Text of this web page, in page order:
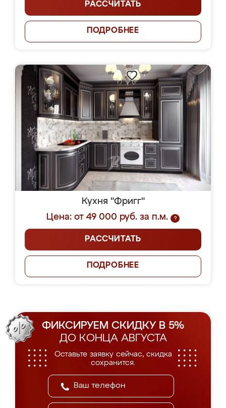
РАССЧИТАТЬ
ПОДРОБНЕЕ
Кухня "Фригг"
Цена: от 49 000 руб. за п.м.
?
РАССЧИТАТЬ
ПОДРОБНЕЕ
ФИКСИРУЕМ СКИДКУ В 5%
ДО КОНЦА АВГУСТА
Оставьте заявку сейчас, скидка
сохранится.